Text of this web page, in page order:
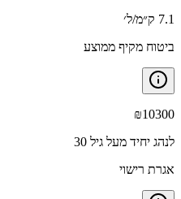
7.1 ק״מ/ל׳
ביטוח מקיף ממוצע
₪10300
לנהג יחיד מעל גיל 30
אגרת רישוי